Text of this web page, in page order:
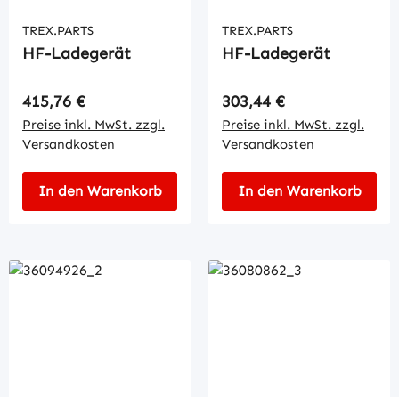
TREX.PARTS
HF-Ladegerät
Regulärer Preis:
415,76 €
Preise inkl. MwSt. zzgl.
Versandkosten
In den Warenkorb
TREX.PARTS
HF-Ladegerät
Regulärer Preis:
303,44 €
Preise inkl. MwSt. zzgl.
Versandkosten
In den Warenkorb